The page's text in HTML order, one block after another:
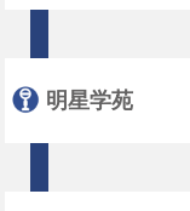
明星学苑